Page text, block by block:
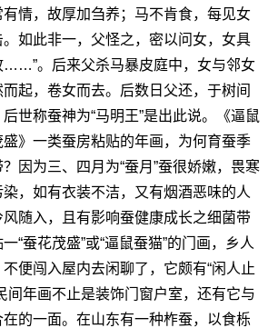
情，故厚加刍养；马不肯食，每见女
如此非一，父怪之，密以问女，女具
……”。后来父杀马暴皮庭中，女与邻女
起，卷女而去。后数日父还，于树间
世称蚕神为“马明王”是出此说。《逼鼠
》一类蚕房粘贴的年画，为何育蚕季
因为三、四月为“蚕月”蚕很娇嫩，畏寒
，如有衣装不洁，又有烟酒恶味的人
随入，且有影响蚕健康成长之细菌带
“蚕花茂盛”或“逼鼠蚕猫”的门画，乡人
便闯入屋内去闲聊了，它颇有“闲人止
间年画不止是装饰门窗户室，还有它与
的一面。在山东有一种柞蚕，以食栎